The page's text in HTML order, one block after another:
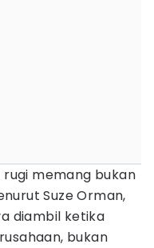
rugi memang bukan
Suze Orman,
diambil ketika
bukan